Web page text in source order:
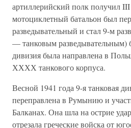
артиллерийский полк получил
мотоциклетный батальон был
разведывательный и стал 9-м
— танковым разведывательным)
дивизия была направлена в
ХХХХ танкового корпуса.
Весной 1941 года 9-я танковая
переправлена в Румынию и
Балканах. Она шла на острие
отрезала греческие войска от